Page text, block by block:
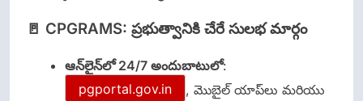
🚪 CPGRAMS: ప్రభుత్వానికి చేరే సులభ మార్గం
ఆన్‌లైన్‌లో 24/7 అందుబాటులో:
pgportal.gov.in
, మొబైల్ యాప్‌లు మరియు